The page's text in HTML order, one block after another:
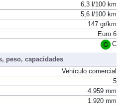
6,3 l/100 km
5,6 l/100 km
147 gr/km
Euro 6
C
peso, capacidades
Vehículo comercial
5
4.959 mm
1.920 mm